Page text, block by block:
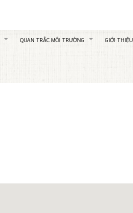
QUAN TRẮC MÔI TRƯỜNG GIỚI THIỆU